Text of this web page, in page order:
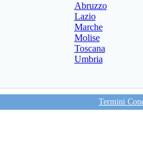
Abruzzo
Lazio
Marche
Molise
Toscana
Umbria
Termini